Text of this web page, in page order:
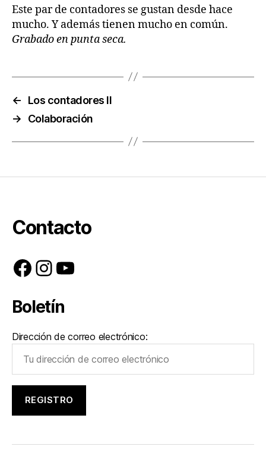
Este par de contadores se gustan desde hace
mucho. Y además tienen mucho en común.
Grabado en punta seca.
←
Los contadores II
→
Colaboración
Contacto
Facebook
Instagram
YouTube
Boletín
Dirección de correo electrónico: